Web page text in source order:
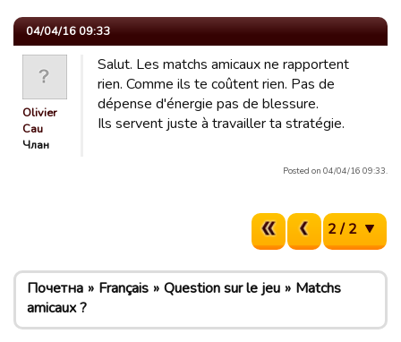
04/04/16 09:33
Olivier
Cau
Члан
Salut. Les matchs amicaux ne rapportent
rien. Comme ils te coûtent rien. Pas de
dépense d'énergie pas de blessure.
Ils servent juste à travailler ta stratégie.
Posted on 04/04/16 09:33.
2 / 2
Почетна Français Question sur le jeu
Matchs
amicaux ?